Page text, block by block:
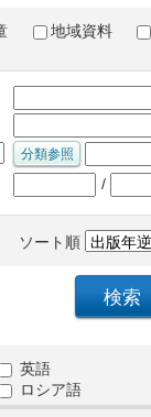
地域資料
/
ソート順
英語
ロシア語